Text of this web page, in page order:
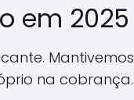
em 2025
Mantivemos
na cobrança.